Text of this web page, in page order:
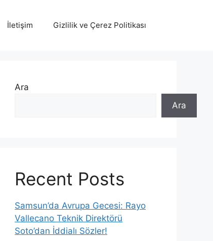
İletişim Gizlilik ve Çerez Politikası
Ara
Ara
Recent Posts
Samsun’da Avrupa Gecesi: Rayo
Vallecano Teknik Direktörü
Soto’dan İddialı Sözler!